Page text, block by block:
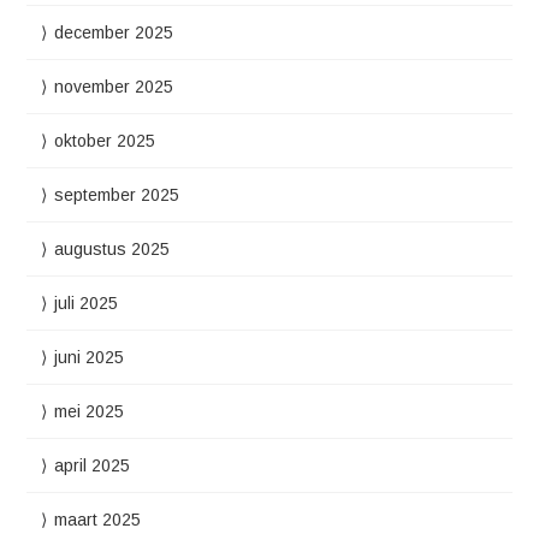
december 2025
november 2025
oktober 2025
september 2025
augustus 2025
juli 2025
juni 2025
mei 2025
april 2025
maart 2025